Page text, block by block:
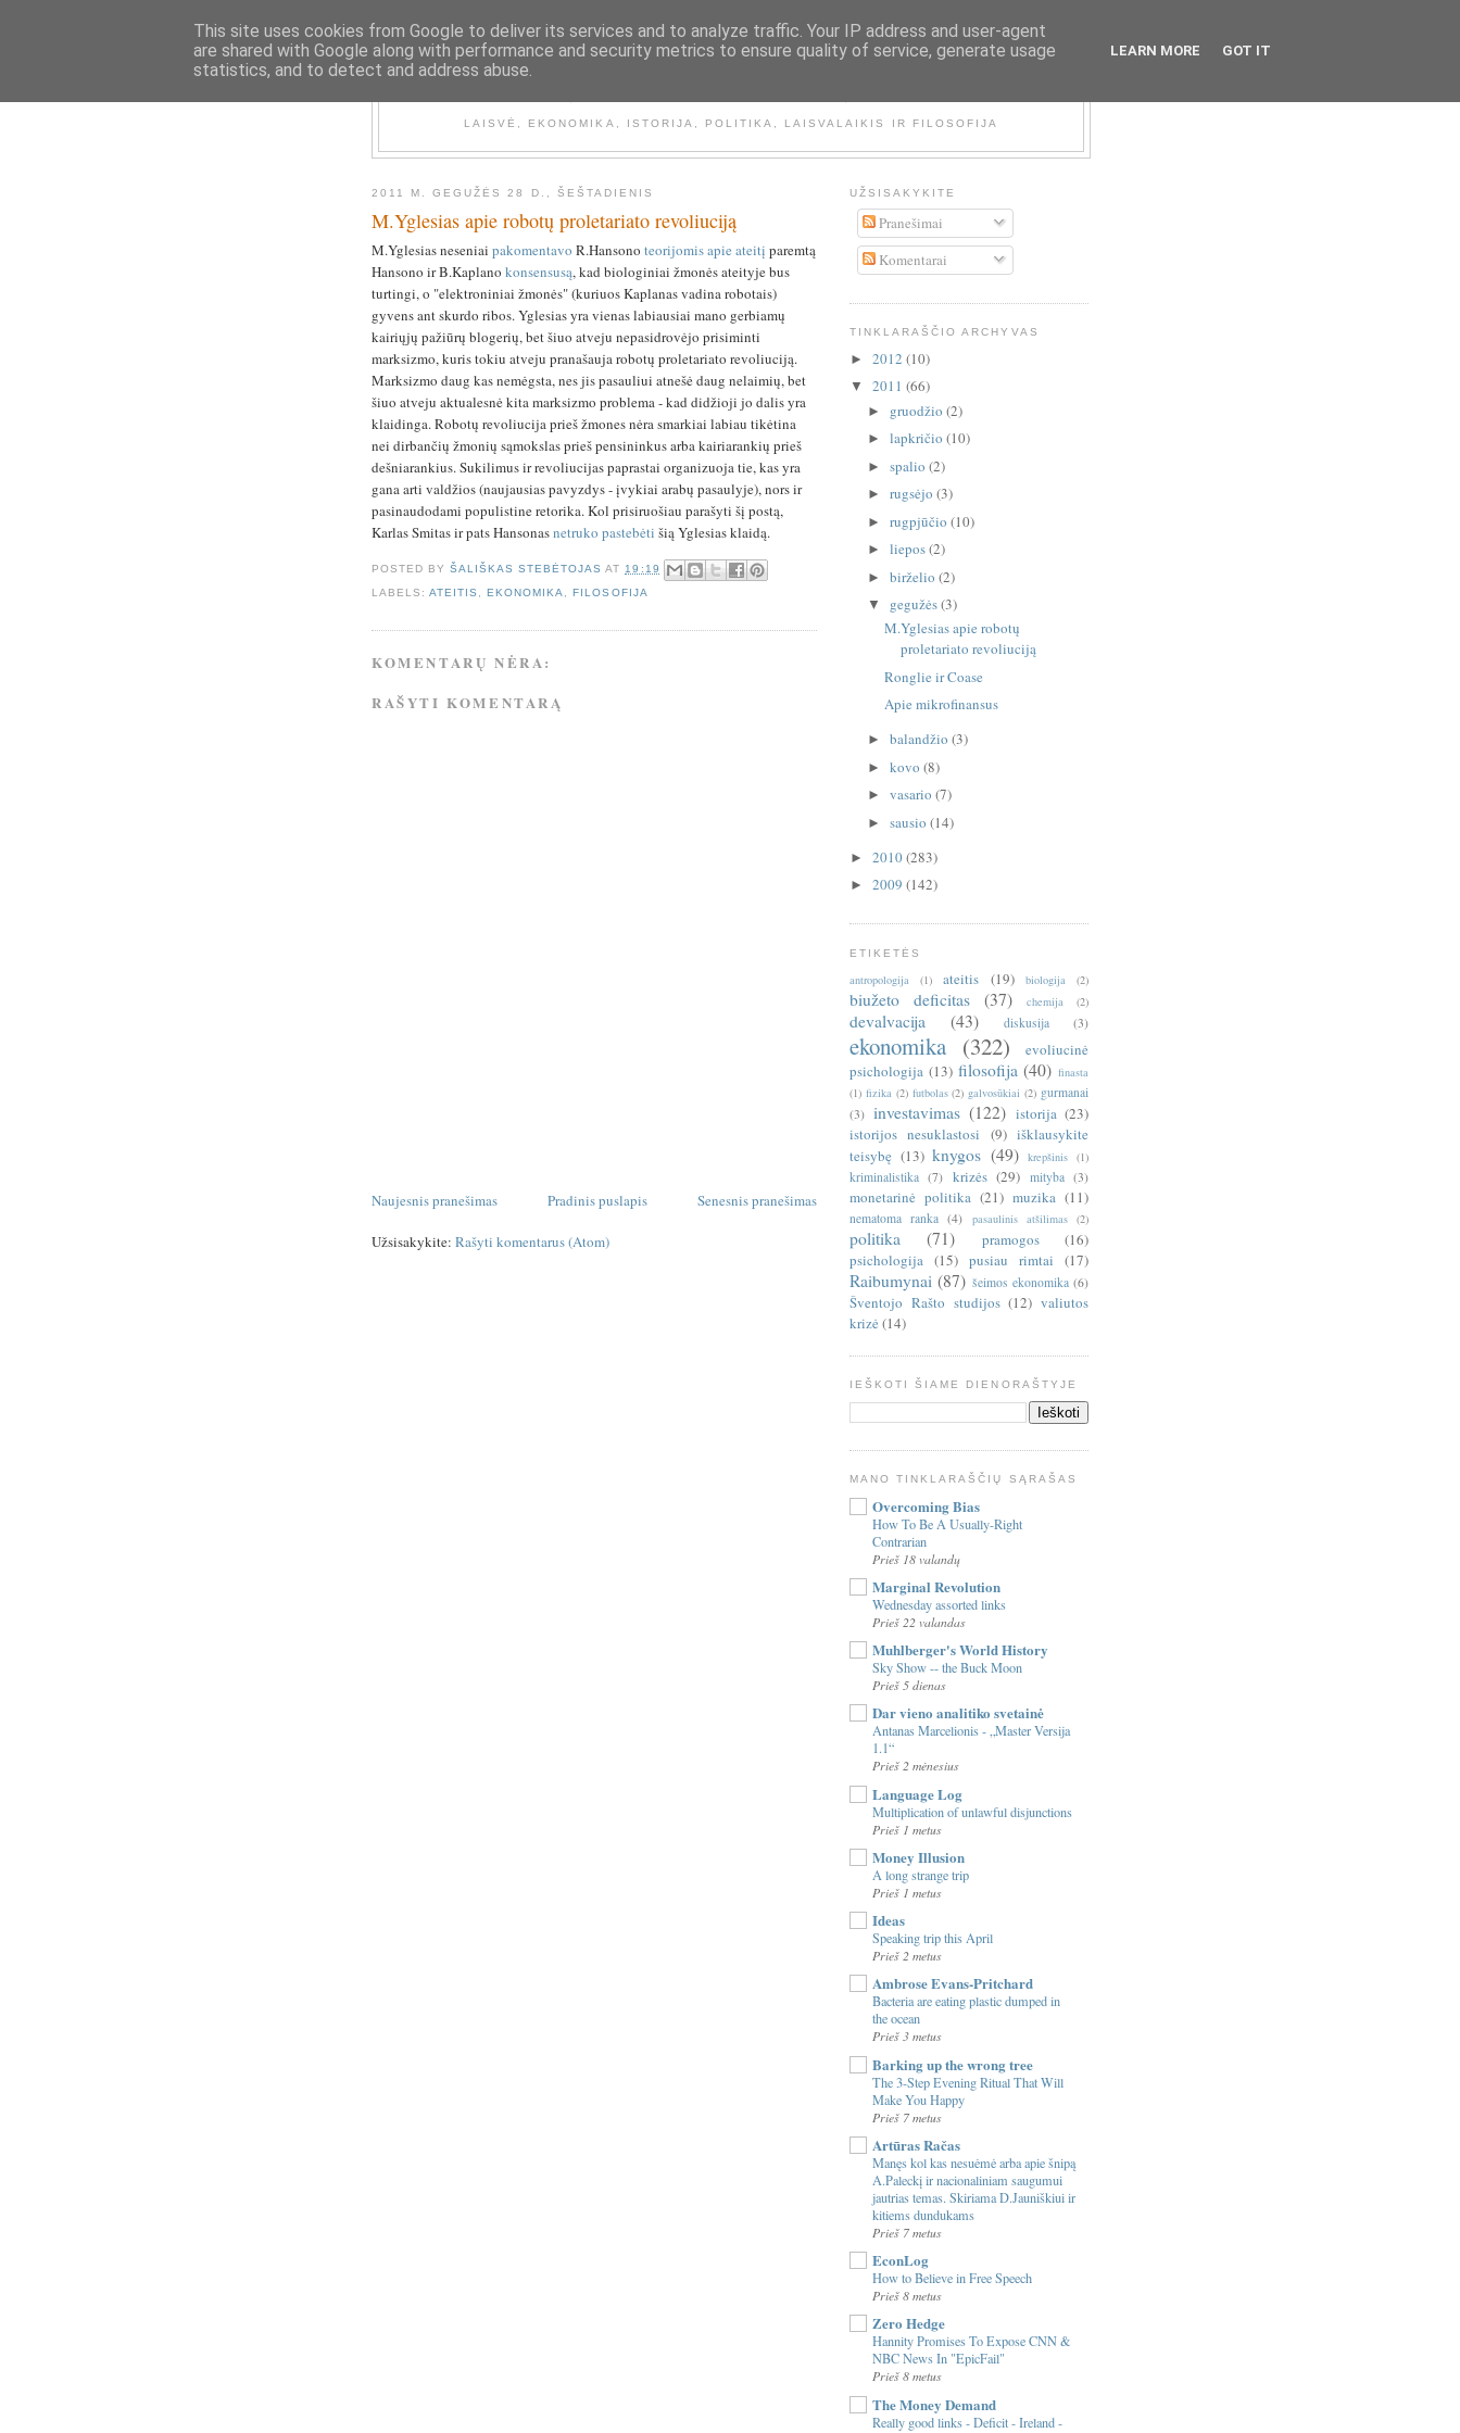
LAISVĖ, EKONOMIKA, ISTORIJA, POLITIKA, LAISVALAIKIS IR FILOSOFIJA
2011 M. GEGUŽĖS 28 D., ŠEŠTADIENIS
M.Yglesias apie robotų proletariato revoliuciją
M.Yglesias neseniai pakomentavo R.Hansono teorijomis apie ateitį paremtą
Hansono ir B.Kaplano konsensusą, kad biologiniai žmonės ateityje bus
turtingi, o "elektroniniai žmonės" (kuriuos Kaplanas vadina robotais)
gyvens ant skurdo ribos. Yglesias yra vienas labiausiai mano gerbiamų
kairiųjų pažiūrų blogerių, bet šiuo atveju nepasidrovėjo prisiminti
marksizmo, kuris tokiu atveju pranašauja robotų proletariato revoliuciją.
Marksizmo daug kas nemėgsta, nes jis pasauliui atnešė daug nelaimių, bet
šiuo atveju aktualesnė kita marksizmo problema - kad didžioji jo dalis yra
klaidinga. Robotų revoliucija prieš žmones nėra smarkiai labiau tikėtina
nei dirbančių žmonių sąmokslas prieš pensininkus arba kairiarankių prieš
dešniarankius. Sukilimus ir revoliucijas paprastai organizuoja tie, kas yra
gana arti valdžios (naujausias pavyzdys - įvykiai arabų pasaulyje), nors ir
pasinaudodami populistine retorika. Kol prisiruošiau parašyti šį postą,
Karlas Smitas ir pats Hansonasnetruko pastebėti šią Yglesias klaidą.
POSTED BYŠALIŠKAS STEBĖTOJAS AT 19:19
LABELS:ATEITIS ,EKONOMIKA ,FILOSOFIJA
KOMENTARŲ NĖRA:
RAŠYTI KOMENTARĄ
Naujesnis pranešimas Senesnis pranešimas
Pradinis puslapis
Užsisakykite: Rašyti komentarus (Atom)
UŽSISAKYKITE
Pranešimai
Komentarai
TINKLARAŠČIO ARCHYVAS
► 2012 (10)
▼ 2011 (66)
► gruodžio (2)
► lapkričio (10)
► spalio (2)
► rugsėjo (3)
► rugpjūčio (10)
► liepos(2)
► birželio (2)
▼ gegužės(3)
M.Yglesias apie robotų
proletariato revoliuciją
Ronglie ir Coase
Apie mikrofinansus
► balandžio (3)
► kovo (8)
► vasario (7)
► sausio (14)
► 2010(283)
► 2009 (142)
ETIKETĖS
antropologija (1) ateitis (19) biologija (2)
biužeto deficitas (37) chemija (2)
devalvacija (43) diskusija (3)
ekonomika (322)
evoliucinė
psichologija (13) filosofija (40) finasta
(1) fizika (2) futbolas (2) galvosūkiai (2) gurmanai
(3) investavimas (122) istorija (23)
istorijos nesuklastosi
(9) išklausykite
teisybę (13) knygos (49) krepšinis (1)
kriminalistika (7) krizės (29) mityba (3)
monetarinė politika (21) muzika (11)
nematoma ranka (4) pasaulinis atšilimas (2)
politika (71) pramogos
(16)
psichologija (15) pusiau rimtai (17)
Raibumynai (87) šeimos ekonomika (6)
Šventojo Rašto studijos (12) valiutos
krizė (14)
IEŠKOTI ŠIAME DIENORAŠTYJE
MANO TINKLARAŠČIŲ SĄRAŠAS
Overcoming Bias
How To Be A Usually-Right
Contrarian
Prieš 18 valandų
Marginal Revolution
Wednesday assorted links
Prieš 22 valandas
Muhlberger's World History
Sky Show -- the Buck Moon
Prieš 5 dienas
Dar vieno analitiko svetainė
Antanas Marcelionis - „Master Versija
1.1“
Prieš 2 mėnesius
Language Log
Multiplication of unlawful disjunctions
Prieš 1 metus
Money Illusion
A long strange trip
Prieš 1 metus
Ideas
Speaking trip this April
Prieš 2 metus
Ambrose Evans-Pritchard
Bacteria are eating plastic dumped in
the ocean
Prieš 3 metus
Barking up the wrong tree
The 3-Step Evening Ritual That Will
Make You Happy
Prieš 7 metus
Artūras Račas
Manęs kol kas nesuėmė arba apie šnipą
A.Paleckį ir nacionaliniam saugumui
jautrias temas. Skiriama D.Jauniškiui ir
kitiems dundukams
Prieš 7 metus
EconLog
How to Believe in Free Speech
Prieš 8 metus
Zero Hedge
Hannity Promises To Expose CNN &
NBC News In "EpicFail"
Prieš 8 metus
The Money Demand
Really good links - Deficit - Ireland -
This site uses cookies from Google to deliver its services and to analyze traffic. Your IP address and user-agent
are shared with Google along with performance and security metrics to ensure quality of service, generate usage
statistics, and to detect and address abuse.
LEARN MORE GOT IT